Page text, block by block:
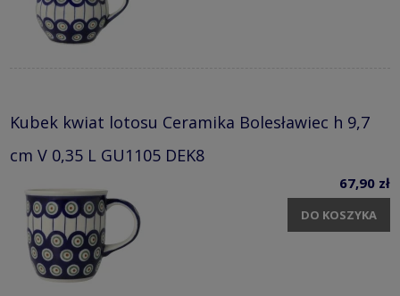
Kubek kwiat lotosu Ceramika Bolesławiec h 9,7
cm V 0,35 L GU1105 DEK8
67,90 zł
DO KOSZYKA